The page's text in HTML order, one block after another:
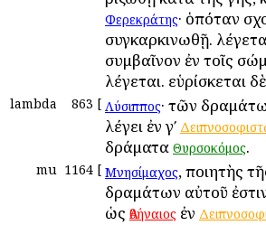
Φερεκράτης· ὁπόταν
συγκαρκινωθῇ.
συμβαῖνον ἐν τοῖς
λέγεται. εὑρίσκεται
lambda 863 [ Λύσιππος· τῶν
λέγει ἐν γʹ
δράματα Θυρσοκόμος.
mu 1164 [ Μνησίμαχος, ποιητὴς
δραμάτων αὐτοῦ
ὡς Ἀθήναιος ἐν